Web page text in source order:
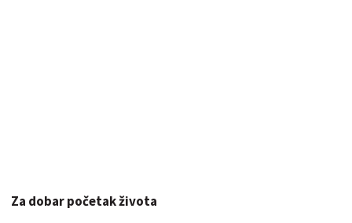
Za dobar početak života